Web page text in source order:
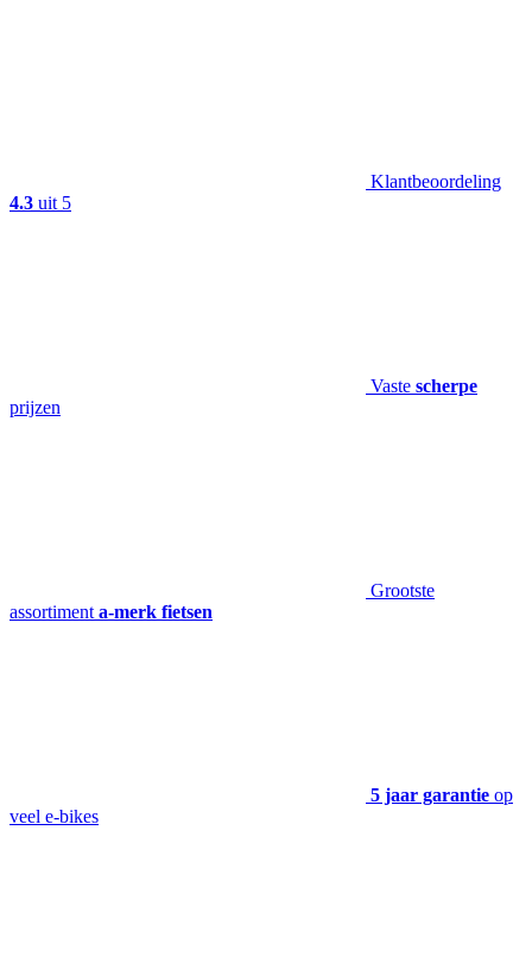
Klantbeoordeling
4.3 uit 5
Vaste scherpe
prijzen
Grootste
assortiment a-merk fietsen
5 jaar garantie op
veel e-bikes